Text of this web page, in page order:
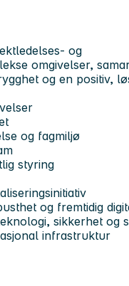
og
omgivelser,
og en positiv,
og fagmiljø
styring
og fremtidig
sikkerhet og
infrastruktur